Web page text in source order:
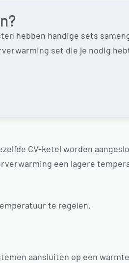
hebben handige sets
set die je nodig
CV-ketel worden
een lagere
te regelen.
aansluiten op een